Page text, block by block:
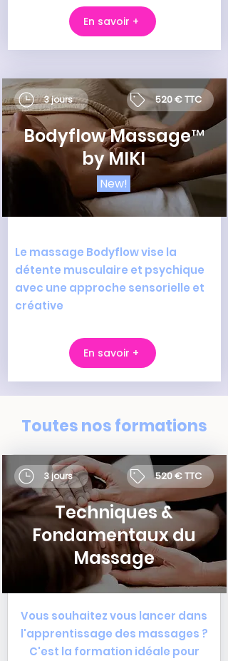
En savoir +
Bodyflow Massage™
by MIKI
New!
3 jours 520 € TTC
Le massage Bodyflow vise la
détente musculaire et psychique
avec une approche sensorielle et
créative
En savoir +
Toutes nos formations
Techniques &
Fondamentaux du
Massage
3 jours 520 € TTC
Vous souhaitez vous lancer dans
l'apprentissage des massages ?
C'est la formation idéale pour